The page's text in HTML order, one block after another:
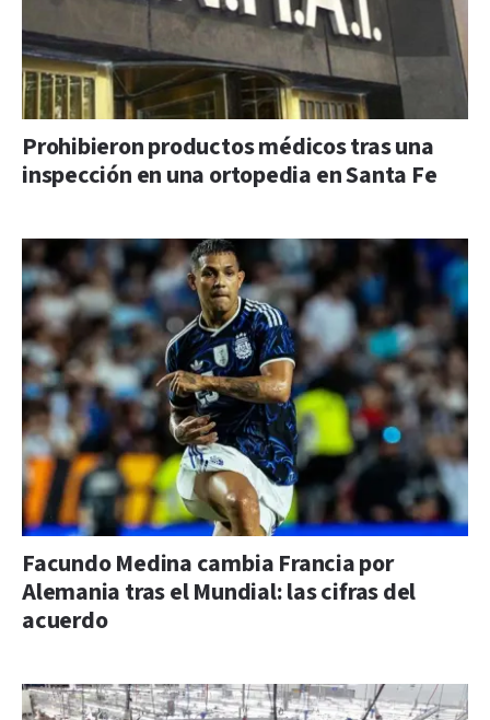
Prohibieron productos médicos tras una
inspección en una ortopedia en Santa Fe
Facundo Medina cambia Francia por
Alemania tras el Mundial: las cifras del
acuerdo